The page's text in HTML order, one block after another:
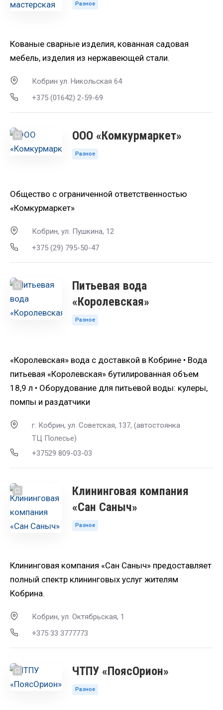
Разное
Кованые сварные изделия, кованная садовая
мебель, изделия из нержавеющей стали.
Кобрин ул. Никольская 64
+375 (01642) 2-59-69
ООО «Комкурмаркет»
Разное
Общество с ограниченной ответственностью
«Комкурмаркет»
Кобрин, ул. Пушкина, 12
+375 (29) 795-50-47
Питьевая вода
«Королевская»
Разное
«Королевская» вода с доставкой в Кобрине • Вода
питьевая «Королевская» бутилированная объем
18,9 л • Оборудование для питьевой воды: кулеры,
помпы и раздатчики
г. Кобрин, ул. Советская, 137, (автостоянка
ТЦ Полесье)
+37529 809-03-03
Клининговая компания
«Сан Саныч»
Разное
Клининговая компания «Сан Саныч» предоставляет
полный спектр клининговых услуг жителям
Кобрина.
Кобрин, ул. Октябрьская, 1
+375 33 3777773
ЧТПУ «ПоясОрион»
Разное